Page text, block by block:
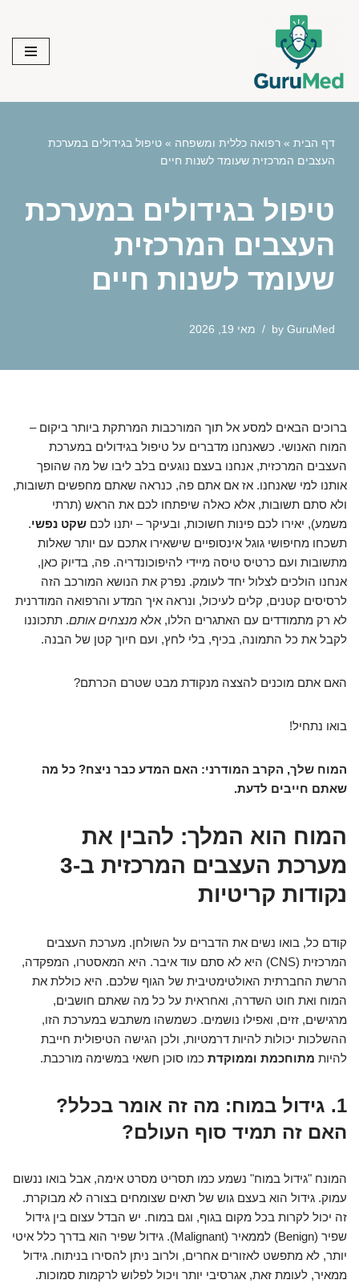
content
דף הבית » רפואה כללית ומשפחה » טיפול בגידולים במערכת
העצבים המרכזית שעומד לשנות חיים
טיפול בגידולים במערכת
העצבים המרכזית
שעומד לשנות חיים
by GuruMed מאי 19, 2026
ברוכים הבאים למסע אל תוך המורכבות המרתקת ביותר ביקום –
המוח האנושי. כשאנחנו מדברים על טיפול בגידולים במערכת
העצבים המרכזית, אנחנו בעצם נוגעים בלב ליבו של מה שהופך
אותנו למי שאנחנו. אז אם אתם פה, כנראה שאתם מחפשים תשובות,
ולא סתם תשובות, אלא כאלה שיפתחו לכם את הראש (תרתי
משמע), יאירו לכם פינות חשוכות, ובעיקר – יתנו לכם שקט נפשי.
תשכחו מחיפושי גוגל אינסופיים שישאירו אתכם עם יותר שאלות
מתשובות ועם כרטיס טיסה מיידי להיפוכונדריה. פה, בדיוק כאן,
אנחנו הולכים לצלול יחד לעומק. נפרק את הנושא המורכב הזה
לרסיסים קטנים, קלים לעיכול, ונראה איך המדע והרפואה המודרנית
לא רק מתמודדים עם האתגרים הללו, אלא מנצחים אותם. תתכוננו
לקבל את כל התמונה, בכיף, בלי לחץ, ועם חיוך קטן של הבנה.
האם אתם מוכנים להצצה מנקודת מבט שטרם הכרתם?
בואו נתחיל!
המוח שלך, הקרב המודרני: האם המדע כבר ניצח? כל מה
שאתם חייבים לדעת.
המוח הוא המלך: להבין את
מערכת העצבים המרכזית ב-3
נקודות קריטיות
קודם כל, בואו נשים את הדברים על השולחן. מערכת העצבים
המרכזית (CNS) היא לא סתם עוד איבר. היא המאסטרו, המפקדה,
הרשת החברתית האולטימטיבית של הגוף שלכם. היא כוללת את
המוח ואת חוט השדרה, ואחראית על כל מה שאתם חושבים,
מרגישים, זזים, ואפילו נושמים. כשמשהו משתבש במערכת הזו,
ההשלכות יכולות להיות דרמטיות, ולכן הגישה הטיפולית חייבת
להיות מתוחכמת וממוקדת כמו סוכן חשאי במשימה מורכבת.
1. גידול במוח: מה זה אומר בכלל?
האם זה תמיד סוף העולם?
המונח "גידול במוח" נשמע כמו תסריט מסרט אימה, אבל בואו ננשום
עמוק. גידול הוא בעצם גוש של תאים שצומחים בצורה לא מבוקרת.
זה יכול לקרות בכל מקום בגוף, וגם במוח. יש הבדל עצום בין גידול
שפיר (Benign) לממאיר (Malignant). גידול שפיר הוא בדרך כלל איטי
יותר, לא מתפשט לאזורים אחרים, ולרוב ניתן להסירו בניתוח. גידול
ממאיר, לעומת זאת, אגרסיבי יותר ויכול לפלוש לרקמות סמוכות.